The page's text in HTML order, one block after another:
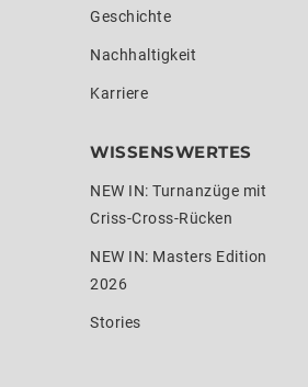
Geschichte
Nachhaltigkeit
Karriere
WISSENSWERTES
NEW IN: Turnanzüge mit
Criss-Cross-Rücken
NEW IN: Masters Edition
2026
Stories